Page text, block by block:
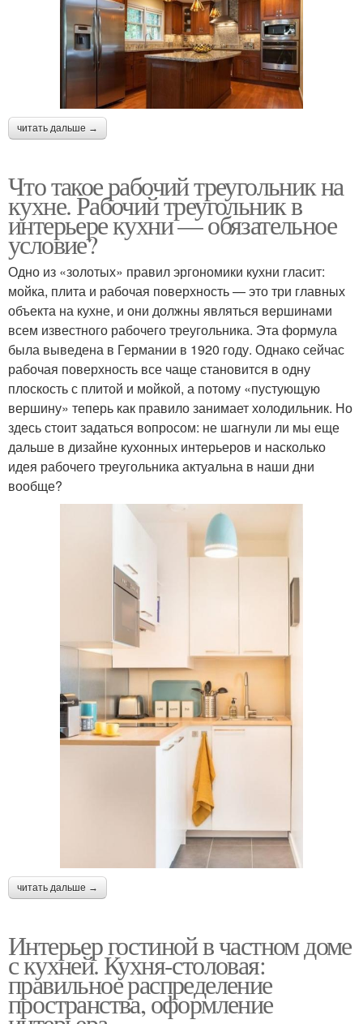
читать дальше →
Что такое рабочий треугольник на
кухне. Рабочий треугольник в
интерьере кухни — обязательное
условие?
Одно из «золотых» правил эргономики кухни гласит:
мойка, плита и рабочая поверхность — это три главных
объекта на кухне, и они должны являться вершинами
всем известного рабочего треугольника. Эта формула
была выведена в Германии в 1920 году. Однако сейчас
рабочая поверхность все чаще становится в одну
плоскость с плитой и мойкой, а потому «пустующую
вершину» теперь как правило занимает холодильник. Но
здесь стоит задаться вопросом: не шагнули ли мы еще
дальше в дизайне кухонных интерьеров и насколько
идея рабочего треугольника актуальна в наши дни
вообще?
читать дальше →
Интерьер гостиной в частном доме
с кухней. Кухня-столовая:
правильное распределение
пространства, оформление